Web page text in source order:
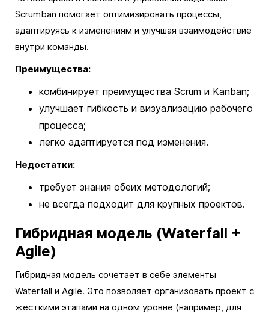
Scrumban помогает оптимизировать процессы,
адаптируясь к изменениям и улучшая взаимодействие
внутри команды.
Преимущества:
комбинирует преимущества Scrum и Kanban;
улучшает гибкость и визуализацию рабочего
процесса;
легко адаптируется под изменения.
Недостатки:
требует знания обеих методологий;
не всегда подходит для крупных проектов.
Гибридная модель (Waterfall +
Agile)
Гибридная модель сочетает в себе элементы
Waterfall и Agile. Это позволяет организовать проект с
жесткими этапами на одном уровне (например, для